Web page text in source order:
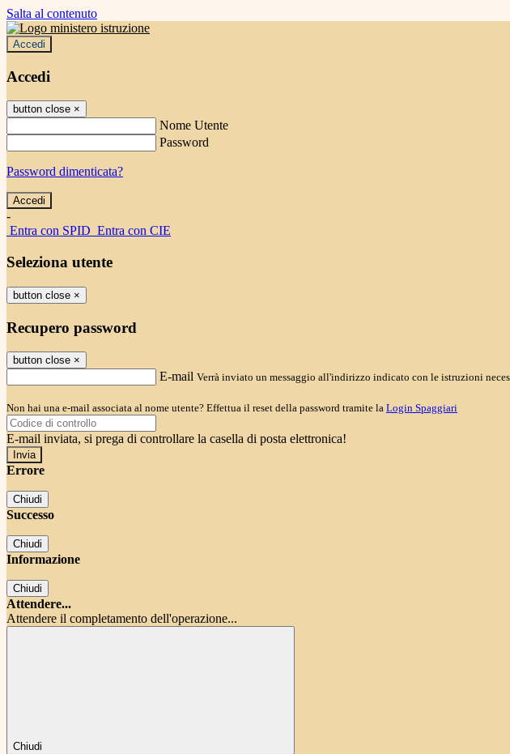
Salta al contenuto
Accedi
Accedi
button close ×
Nome Utente
Password
Password dimenticata?
-
Entra con SPID Entra con CIE
Seleziona utente
button close ×
Recupero password
button close ×
E-mail Verrà inviato un messaggio all'indirizzo indicato con le istruzioni
Non hai una e-mail associata al nome utente? Effettua il reset della password tramite la Login Spaggiari
E-mail inviata, si prega di controllare la casella di posta elettronica!
Errore
Chiudi
Successo
Chiudi
Informazione
Chiudi
Attendere...
Attendere il completamento dell'operazione...
Chiudi